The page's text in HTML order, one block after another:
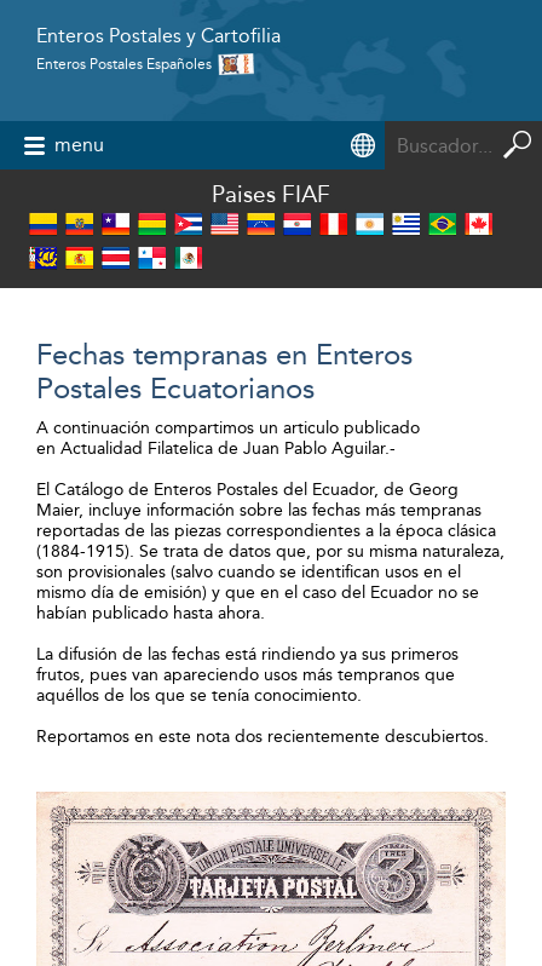
Enteros Postales y Cartofilia
Enteros Postales Españoles
menu
Paises FIAF
Fechas tempranas en Enteros
Postales Ecuatorianos
A continuación compartimos un articulo publicado
en Actualidad Filatelica de Juan Pablo Aguilar.-
El Catálogo de Enteros Postales del Ecuador, de Georg
Maier, incluye información sobre las fechas más tempranas
reportadas de las piezas correspondientes a la época clásica
(1884-1915). Se trata de datos que, por su misma naturaleza,
son provisionales (salvo cuando se identifican usos en el
mismo día de emisión) y que en el caso del Ecuador no se
habían publicado hasta ahora.
La difusión de las fechas está rindiendo ya sus primeros
frutos, pues van apareciendo usos más tempranos que
aquéllos de los que se tenía conocimiento.
Reportamos en este nota dos recientemente descubiertos.